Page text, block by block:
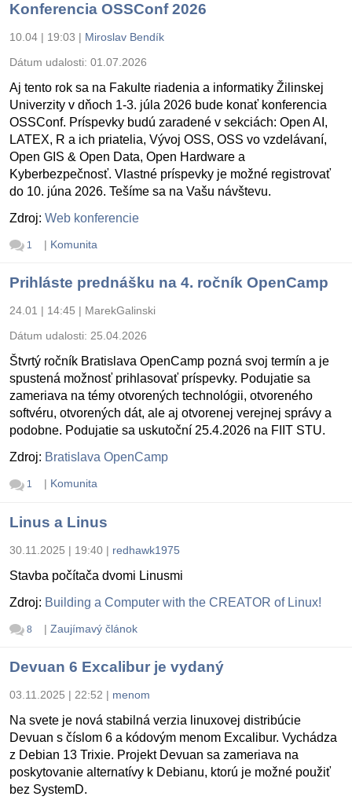
Konferencia OSSConf 2026
10.04 | 19:03 | Miroslav Bendík
Dátum udalosti: 01.07.2026
Aj tento rok sa na Fakulte riadenia a informatiky Žilinskej
Univerzity v dňoch 1-3. júla 2026 bude konať konferencia
OSSConf. Príspevky budú zaradené v sekciách: Open AI,
LATEX, R a ich priatelia, Vývoj OSS, OSS vo vzdelávaní,
Open GIS & Open Data, Open Hardware a
Kyberbezpečnosť. Vlastné príspevky je možné registrovať
do 10. júna 2026. Tešíme sa na Vašu návštevu.
Zdroj: Web konferencie
1 | Komunita
Prihláste prednášku na 4. ročník OpenCamp
24.01 | 14:45 | MarekGalinski
Dátum udalosti: 25.04.2026
Štvrtý ročník Bratislava OpenCamp pozná svoj termín a je
spustená možnosť prihlasovať príspevky. Podujatie sa
zameriava na témy otvorených technológii, otvoreného
softvéru, otvorených dát, ale aj otvorenej verejnej správy a
podobne. Podujatie sa uskutoční 25.4.2026 na FIIT STU.
Zdroj: Bratislava OpenCamp
1 | Komunita
Linus a Linus
30.11.2025 | 19:40 | redhawk1975
Stavba počítača dvomi Linusmi
Zdroj: Building a Computer with the CREATOR of Linux!
8 | Zaujímavý článok
Devuan 6 Excalibur je vydaný
03.11.2025 | 22:52 | menom
Na svete je nová stabilná verzia linuxovej distribúcie
Devuan s číslom 6 a kódovým menom Excalibur. Vychádza
z Debian 13 Trixie. Projekt Devuan sa zameriava na
poskytovanie alternatívy k Debianu, ktorú je možné použiť
bez SystemD.